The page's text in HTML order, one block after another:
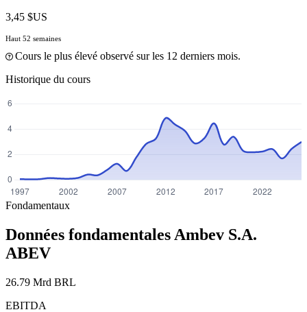
3,45 $US
Haut 52 semaines
Cours le plus élevé observé sur les 12 derniers mois.
Historique du cours
Fondamentaux
Données fondamentales Ambev S.A.
ABEV
26.79 Mrd BRL
EBITDA